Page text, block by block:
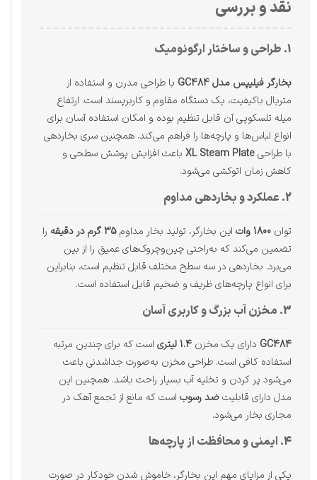
نقد و بررسی
1. طراحی و ساختار ارگونومیک
بخارگر فیلیپس مدل GC484
با طراحی مدرن و استفاده از
متریال باکیفیت، یک دستگاه مقاوم و کاربرپسند است. ارتفاع
میله تلسکوپی آن قابل تنظیم بوده و امکان استفاده آسان برای
انواع لباس‌ها و پارچه‌ها را فراهم می‌کند. همچنین سری بخاردهی
با طراحیXL Steam Plate باعث افزایش پوشش سطحی و
کاهش زمان اتوکشی می‌شود.
2. عملکرد و بخاردهی مداوم
توان 1800 وات این بخارگر، تولید بخار مداوم35 گرم در دقیقه
را
تضمین می‌کند که به‌راحتی چین‌وچروک‌های عمیق را از بین
می‌برد. بخاردهی در سه سطح مختلف قابل تنظیم است، بنابراین
برای انواع پارچه‌های ظریف و ضخیم قابل استفاده است.
3. مخزن آب بزرگ و کاربری آسان
GC484 دارای یک مخزن 1.4 لیتری
است که برای چندین مرتبه
استفاده کافی است. طراحی مخزن به‌صورت جداشدنی باعث
می‌شود پر کردن و تخلیه آب بسیار راحت باشد. همچنین این
مدل دارای قابلیتضد رسوب است که مانع از تجمع آهک در
مجاری بخار می‌شود.
4. ایمنی و محافظت از پارچه‌ها
یکی از مزایای مهم این بخارگر، خاموش شدن خودکار در صورت